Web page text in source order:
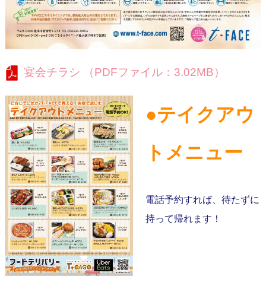
宴会チラシ （PDFファイル：3.02MB）
●テイクアウ
トメニュー
電話予約すれば、待たずに
持って帰れます！